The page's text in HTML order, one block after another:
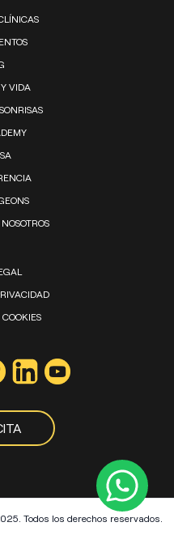
VIDA
Todos los derechos reservados.